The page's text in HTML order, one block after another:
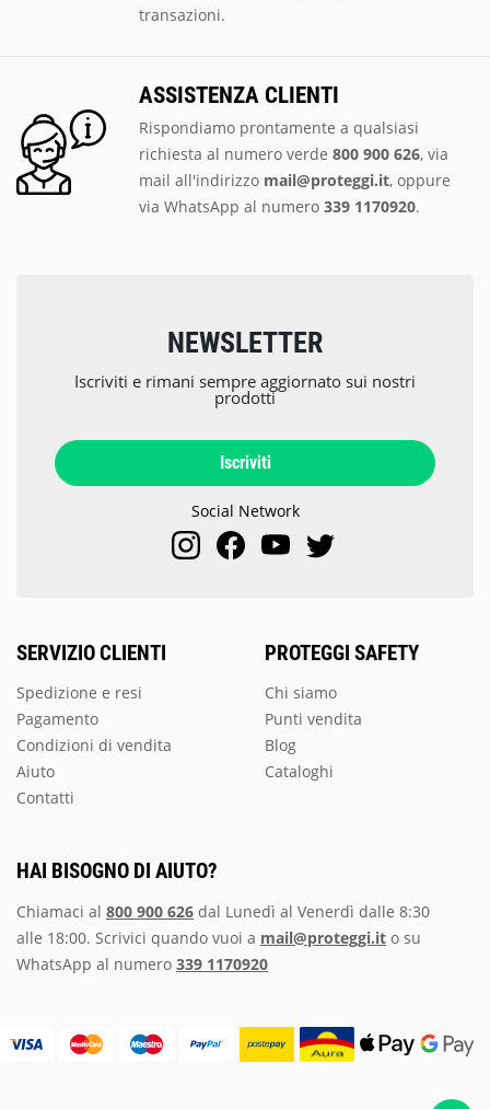
transazioni.
ASSISTENZA CLIENTI
Rispondiamo prontamente a qualsiasi
richiesta al numero verde 800 900 626, via
mail all'indirizzo mail@proteggi.it, oppure
via WhatsApp al numero 339 1170920.
SERVIZIO CLIENTI
Spedizione e resi
Pagamento
Condizioni di vendita
Aiuto
Contatti
PROTEGGI SAFETY
Chi siamo
Punti vendita
Blog
Cataloghi
NEWSLETTER
Iscriviti e rimani sempre aggiornato sui nostri
prodotti
Iscriviti
Social Network
HAI BISOGNO DI AIUTO?
Chiamaci al 800 900 626 dal Lunedì al Venerdì dalle 8:30
alle 18:00. Scrivici quando vuoi a mail@proteggi.it o su
WhatsApp al numero 339 1170920